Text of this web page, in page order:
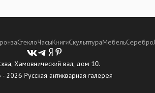
СтеклоЧасыКнигиСкульптураМебельСеребро
Хамовнический вал, дом 10.
2026 Русская антикварная галерея